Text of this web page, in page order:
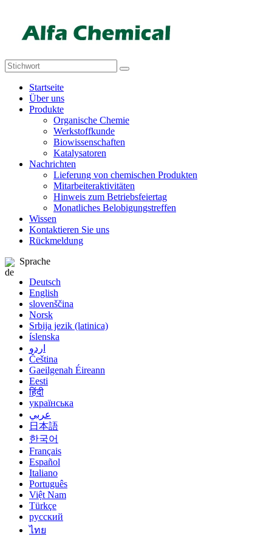
Startseite
Über uns
Produkte
Organische Chemie
Werkstoffkunde
Biowissenschaften
Katalysatoren
Nachrichten
Lieferung von chemischen Produkten
Mitarbeiteraktivitäten
Hinweis zum Betriebsfeiertag
Monatliches Belobigungstreffen
Wissen
Kontaktieren Sie uns
Rückmeldung
Sprache
Deutsch
English
slovenščina
Norsk
Srbija jezik (latinica)
íslenska
اردو
Čeština
Gaeilgenah Éireann
Eesti
हिंदी
українська
عربي
日本語
한국어
Français
Español
Italiano
Português
Việt Nam
Türkçe
русский
ไทย